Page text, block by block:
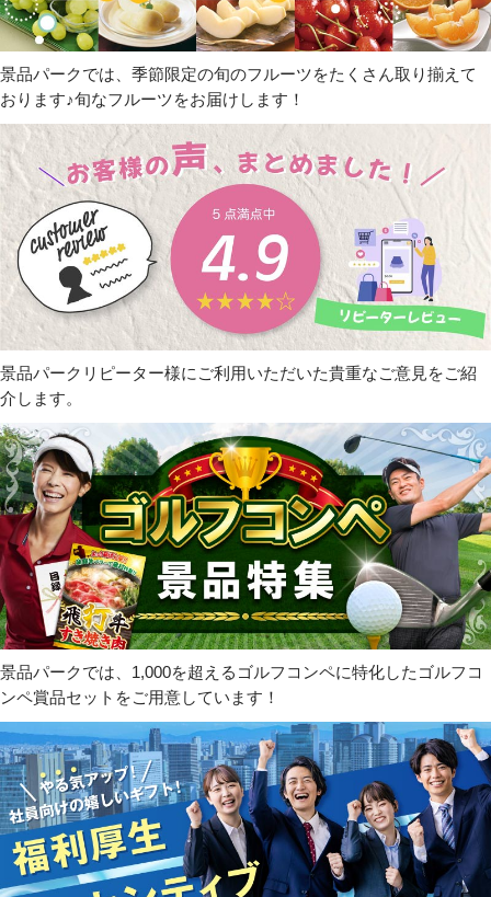
景品パークでは、季節限定の旬のフルーツをたくさん取り揃えて
おります♪旬なフルーツをお届けします！
景品パークリピーター様にご利用いただいた貴重なご意見をご紹
介します。
景品パークでは、1,000を超えるゴルフコンペに特化したゴルフコ
ンペ賞品セットをご用意しています！